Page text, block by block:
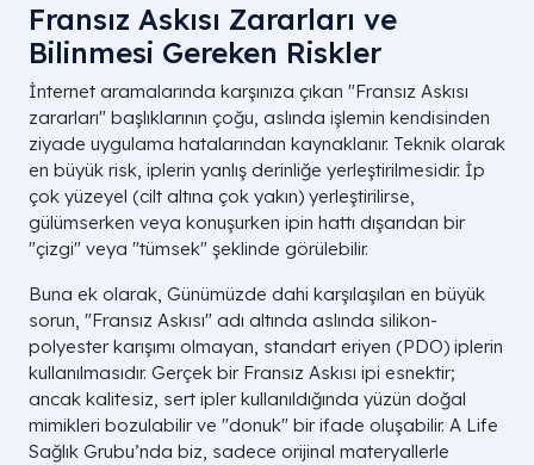
(Temporal Lift)
(Platizmal Germe)
1 - 2 Çift 4 / 5
Fransız Askısı Zararları ve
Bilinmesi Gereken Riskler
İnternet aramalarında karşınıza çıkan "Fransız Askısı
zararları" başlıklarının çoğu, aslında işlemin kendisinden
ziyade uygulama hatalarından kaynaklanır. Teknik olarak
en büyük risk, iplerin yanlış derinliğe yerleştirilmesidir. İp
çok yüzeyel (cilt altına çok yakın) yerleştirilirse,
gülümserken veya konuşurken ipin hattı dışarıdan bir
"çizgi" veya "tümsek" şeklinde görülebilir.
Buna ek olarak, Günümüzde dahi karşılaşılan en büyük
sorun, "Fransız Askısı" adı altında aslında silikon-
polyester karışımı olmayan, standart eriyen (PDO) iplerin
kullanılmasıdır. Gerçek bir Fransız Askısı ipi esnektir;
ancak kalitesiz, sert ipler kullanıldığında yüzün doğal
mimikleri bozulabilir ve "donuk" bir ifade oluşabilir. A Life
Sağlık Grubu’nda biz, sadece orijinal materyallerle